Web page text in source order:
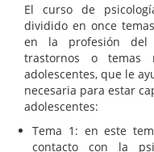
El curso de
dividido en once
en la profesión del
trastornos o temas
adolescentes, que le
necesaria para estar
adolescentes:
Tema 1: en este
contacto con la